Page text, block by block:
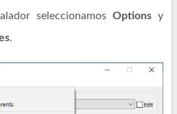
seleccionamos Optionsy
.